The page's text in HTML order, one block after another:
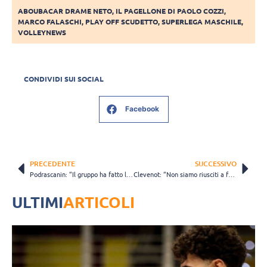
ABOUBACAR DRAME NETO, IL PAGELLONE DI PAOLO COZZI,
MARCO FALASCHI, PLAY OFF SCUDETTO,SUPERLEGA MASCHILE,
VOLLEYNEWS
CONDIVIDI SUI SOCIAL
Facebook
PRECEDENTE SUCCESSIVO
Clevenot: “Non siamo riusciti a fare punti nel contrattacco”
ULTIMIARTICOLI